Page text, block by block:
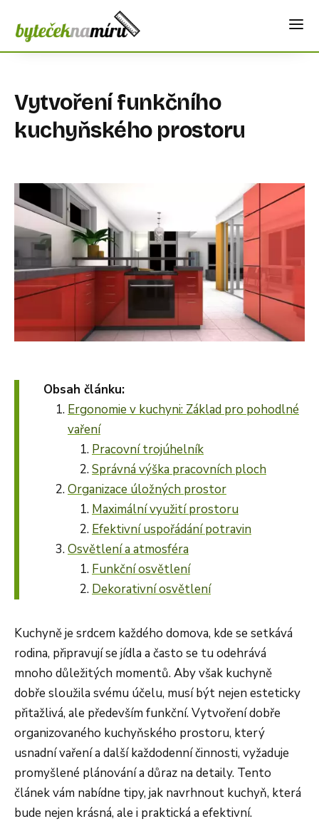
Vytvoření funkčního
kuchyňského prostoru
Obsah článku:
Ergonomie v kuchyni: Základ pro pohodlné
vaření
Pracovní trojúhelník
Správná výška pracovních ploch
Organizace úložných prostor
Maximální využití prostoru
Efektivní uspořádání potravin
Osvětlení a atmosféra
Funkční osvětlení
Dekorativní osvětlení
Kuchyně je srdcem každého domova, kde se setkává
rodina, připravují se jídla a často se tu odehrává
mnoho důležitých momentů. Aby však kuchyně
dobře sloužila svému účelu, musí být nejen esteticky
přitažlivá, ale především funkční. Vytvoření dobře
organizovaného kuchyňského prostoru, který
usnadní vaření a další každodenní činnosti, vyžaduje
promyšlené plánování a důraz na detaily. Tento
článek vám nabídne tipy, jak navrhnout kuchyň, která
bude nejen krásná, ale i praktická a efektivní.